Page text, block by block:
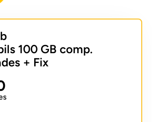
100 GB comp.
+ Fix